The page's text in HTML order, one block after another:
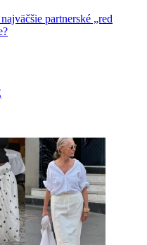
partnerské „red